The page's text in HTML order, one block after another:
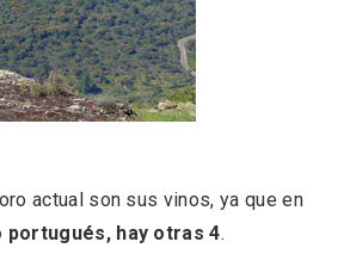
actual son sus vinos, ya que en
portugués, hay otras 4.
IGP Morcilla de Burgos
triunfó en el Salón Gourmet
2026